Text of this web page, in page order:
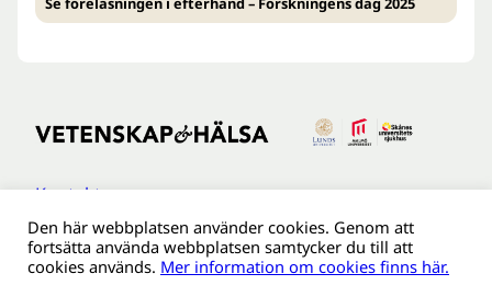
Kontakt
Tillgänglighetsredogöreldse
Om webbplatsen
Den här webbplatsen använder cookies. Genom att
fortsätta använda webbplatsen samtycker du till att
cookies används. Mer information om cookies finns här.